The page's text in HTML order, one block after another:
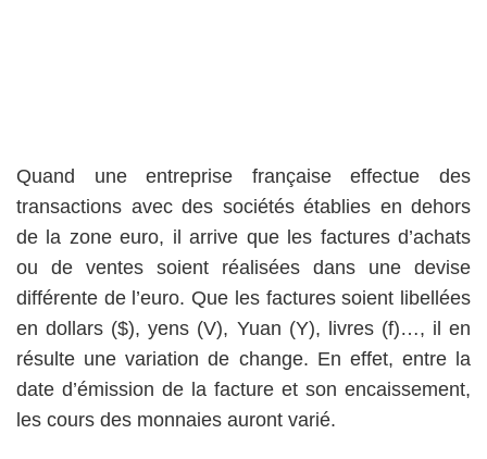
Quand une entreprise française effectue des
transactions avec des sociétés établies en dehors
de la zone euro, il arrive que les factures d’achats
ou de ventes soient réalisées dans une devise
différente de l’euro. Que les factures soient libellées
en dollars ($), yens (V), Yuan (Y), livres (f)…, il en
résulte une variation de change. En effet, entre la
date d’émission de la facture et son encaissement,
les cours des monnaies auront varié.